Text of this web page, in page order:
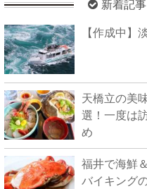
新着記事
【作成中】
天橋立の美
選！一度は
め
福井で海鮮
バイキング